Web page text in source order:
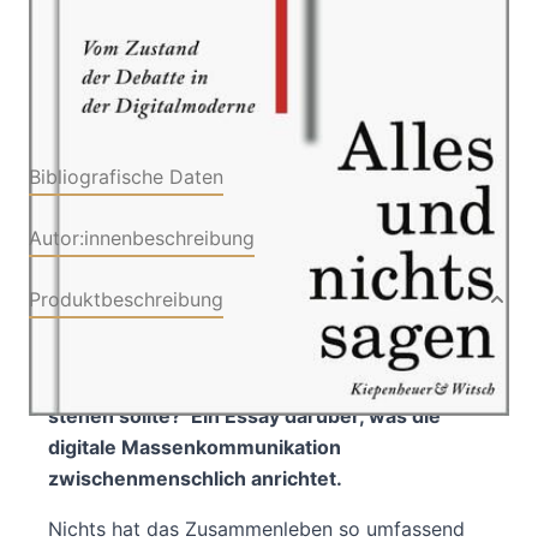
Hardcover
Bibliografische Daten
Autor:innenbeschreibung
Produktbeschreibung
Zieht sich eine liberale Gesellschaft gerade
den Boden weg, auf dem sie fest
stehen sollte? Ein Essay darüber, was die
digitale Massenkommunikation
zwischenmenschlich anrichtet.
Nichts hat das Zusammenleben so umfassend